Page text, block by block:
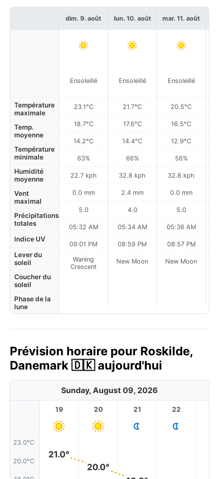
Température
maximale
Temp.
moyenne
Température
minimale
Humidité
moyenne
Vent
maximal
Précipitations
totales
Indice UV
Lever du
soleil
Coucher du
soleil
Phase de la
lune
dim. 9. août
Ensoleillé
23.1°C
18.7°C
14.2°C
63%
22.7 kph
0.0 mm
5.0
05:32 AM
09:01 PM
Waning
Crescent
lun. 10. août
Ensoleillé
21.7°C
17.6°C
14.4°C
66%
32.8 kph
2.4 mm
4.0
05:34 AM
08:59 PM
New Moon
mar. 11. août
Ensoleillé
20.5°C
16.5°C
12.9°C
56%
32.8 kph
0.0 mm
5.0
05:36 AM
08:57 PM
New Moon
Prévision horaire pour Roskilde,
Danemark 🇩🇰 aujourd'hui
Sunday, August 09, 2026
23.0°C
20.0°C
19
21.0°
20
20.0°
21 22